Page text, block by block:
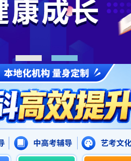
导班哪家好,杭州锐思教育
2026-06-03